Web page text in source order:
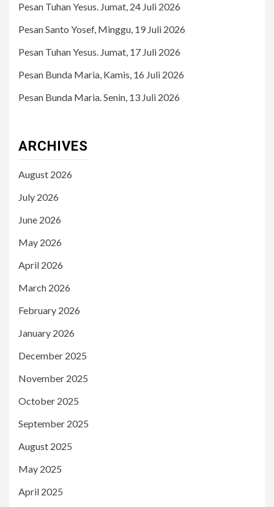
Pesan Tuhan Yesus. Jumat, 24 Juli 2026
Pesan Santo Yosef, Minggu, 19 Juli 2026
Pesan Tuhan Yesus. Jumat, 17 Juli 2026
Pesan Bunda Maria, Kamis, 16 Juli 2026
Pesan Bunda Maria. Senin, 13 Juli 2026
ARCHIVES
August 2026
July 2026
June 2026
May 2026
April 2026
March 2026
February 2026
January 2026
December 2025
November 2025
October 2025
September 2025
August 2025
May 2025
April 2025